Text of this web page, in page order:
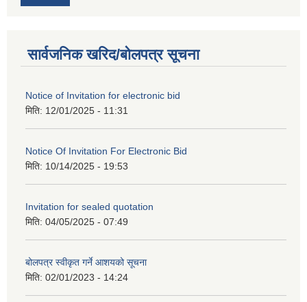
सार्वजनिक खरिद/बोलपत्र सूचना
Notice of Invitation for electronic bid
मिति: 12/01/2025 - 11:31
Notice Of Invitation For Electronic Bid
मिति: 10/14/2025 - 19:53
Invitation for sealed quotation
मिति: 04/05/2025 - 07:49
बोलपत्र स्वीकृत गर्ने आशयको सूचना
मिति: 02/01/2023 - 14:24